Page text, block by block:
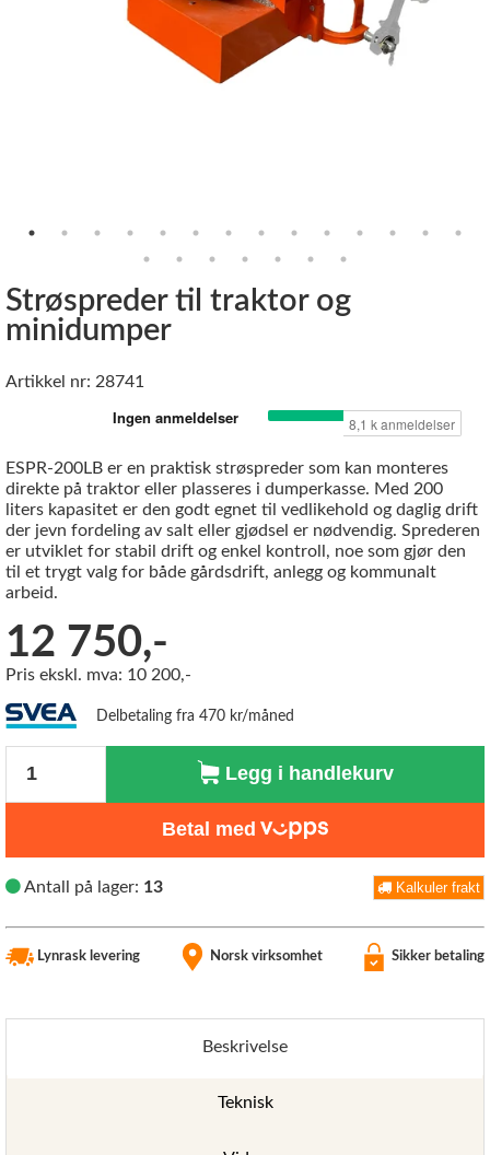
Strøspreder til traktor og
minidumper
Artikkel nr: 28741
ESPR-200LB er en praktisk strøspreder som kan monteres
direkte på traktor eller plasseres i dumperkasse. Med 200
liters kapasitet er den godt egnet til vedlikehold og daglig drift
der jevn fordeling av salt eller gjødsel er nødvendig. Sprederen
er utviklet for stabil drift og enkel kontroll, noe som gjør den
til et trygt valg for både gårdsdrift, anlegg og kommunalt
arbeid.
12 750,-
Pris ekskl. mva: 10 200,-
Delbetaling fra 470 kr/måned
Legg i handlekurv
Betal med
Antall på lager: 13 Kalkuler frakt
Lynrask levering Norsk virksomhet Sikker betaling
Beskrivelse
Teknisk